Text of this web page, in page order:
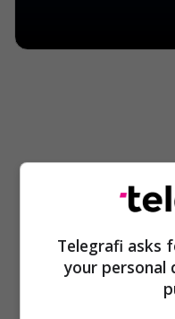
Telegrafi asks
your